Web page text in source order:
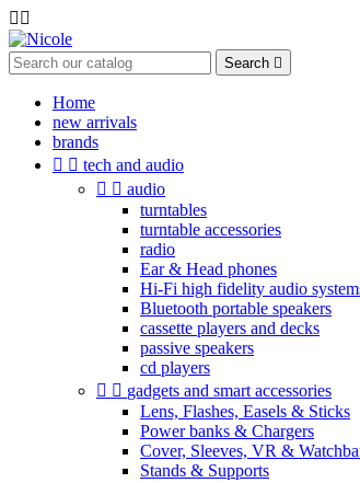

Search 
Home
new arrivals
brands
  tech and audio
  audio
turntables
turntable accessories
radio
Ear & Head phones
Hi-Fi high fidelity audio
Bluetooth portable speakers
cassette players and decks
passive speakers
cd players
  gadgets and smart accessories
Lens, Flashes, Easels & Sticks
Power banks & Chargers
Cover, Sleeves, VR &
Stands & Supports